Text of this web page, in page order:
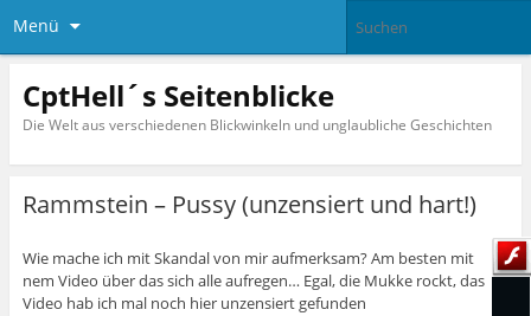
Menü
CptHell´s Seitenblicke
Die Welt aus verschiedenen Blickwinkeln und unglaubliche Geschichten
Rammstein – Pussy (unzensiert und hart!)
Wie mache ich mit Skandal von mir aufmerksam? Am besten mit
nem Video über das sich alle aufregen… Egal, die Mukke rockt, das
Video hab ich mal noch hier unzensiert gefunden